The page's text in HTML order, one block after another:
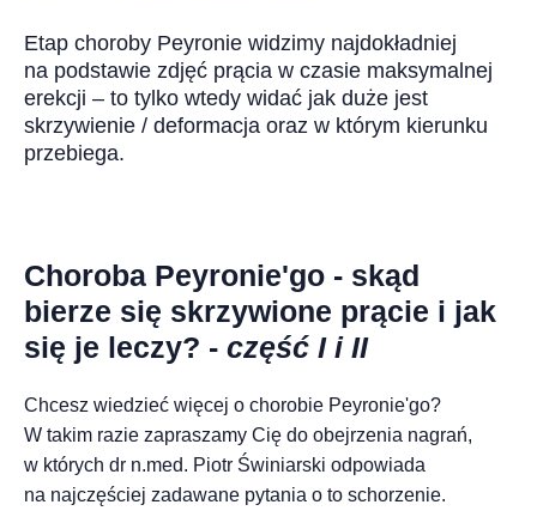
Etap choroby Peyronie widzimy najdokładniej
na podstawie zdjęć prącia w czasie maksymalnej
erekcji – to tylko wtedy widać jak duże jest
skrzywienie / deformacja oraz w którym kierunku
przebiega.
Choroba Peyronie'go - skąd
bierze się skrzywione prącie i jak
się je leczy? - część I i II
Chcesz wiedzieć więcej o chorobie Peyronie'go?
W takim razie zapraszamy Cię do obejrzenia nagrań,
w których dr n.med. Piotr Świniarski odpowiada
na najczęściej zadawane pytania o to schorzenie.